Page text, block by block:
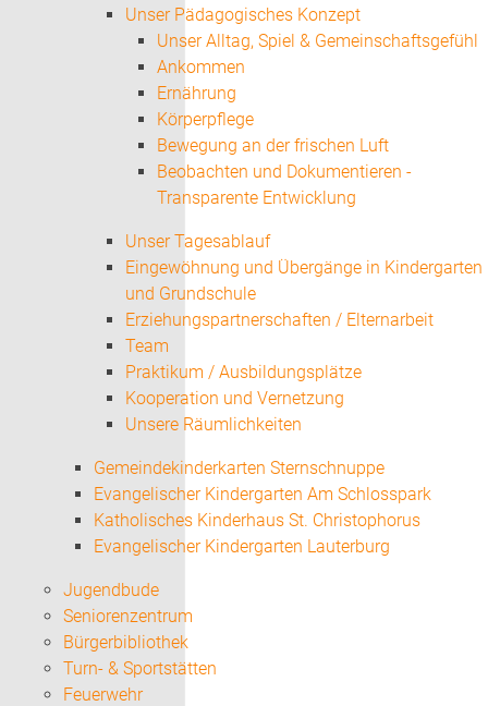
Unser Pädagogisches Konzept
Unser Alltag, Spiel & Gemeinschaftsgefühl
Ankommen
Ernährung
Körperpflege
Bewegung an der frischen Luft
Beobachten und Dokumentieren -
Transparente Entwicklung
Unser Tagesablauf
Eingewöhnung und Übergänge in Kindergarten
und Grundschule
Erziehungspartnerschaften / Elternarbeit
Team
Praktikum / Ausbildungsplätze
Kooperation und Vernetzung
Unsere Räumlichkeiten
Gemeindekinderkarten Sternschnuppe
Evangelischer Kindergarten Am Schlosspark
Katholisches Kinderhaus St. Christophorus
Evangelischer Kindergarten Lauterburg
Jugendbude
Seniorenzentrum
Bürgerbibliothek
Turn- & Sportstätten
Feuerwehr